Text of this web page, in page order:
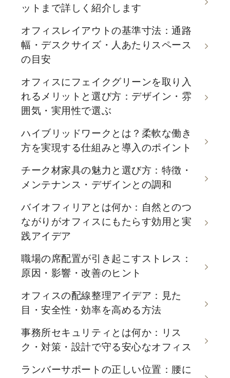
ットまで詳しく紹介します
オフィスレイアウトの基準寸法：通路
幅・デスクサイズ・人あたりスペース
の目安
オフィスにフェイクグリーンを取り入
れるメリットと選び方：デザイン・雰
囲気・実用性で選ぶ
ハイブリッドワークとは？柔軟な働き
方を実現する仕組みと導入のポイント
チーク材家具の魅力と選び方：特徴・
メンテナンス・デザインとの調和
バイオフィリアとは何か：自然とのつ
ながりがオフィスにもたらす効用と実
践アイデア
職場の席配置が引き起こすストレス：
原因・影響・改善のヒント
オフィスの配線整理アイデア：見た
目・安全性・効率を高める方法
事務所セキュリティとは何か：リス
ク・対策・設計で守る安心なオフィス
ランバーサポートの正しい位置：腰に